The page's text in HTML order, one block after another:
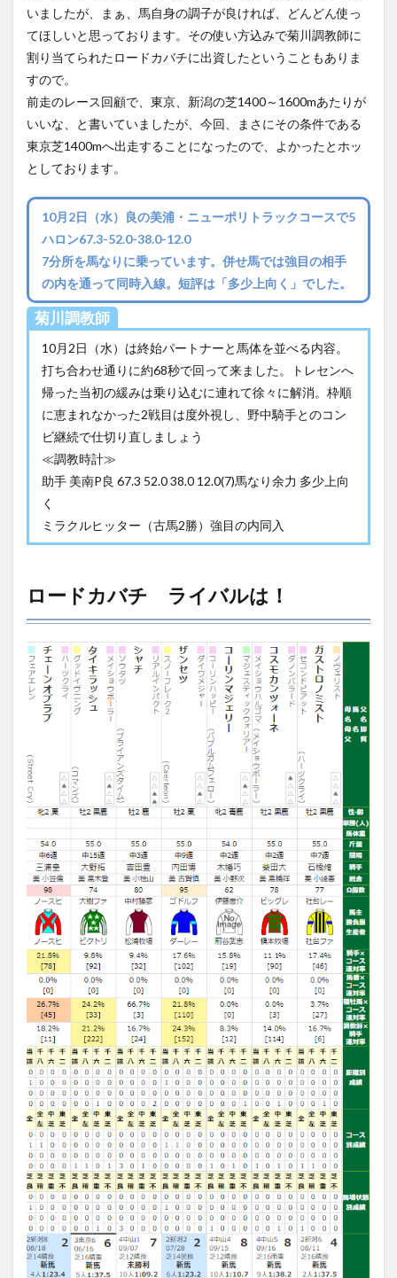
いましたが、まぁ、馬自身の調子が良ければ、どんどん使っ
てほしいと思っております。その使い方込みで菊川調教師に
割り当てられたロードカバチに出資したということもありま
すので。
前走のレース回顧で、東京、新潟の芝1400～1600mあたりが
いいな、と書いていましたが、今回、まさにその条件である
東京芝1400mへ出走することになったので、よかったとホッ
としております。
10月2日（水）良の美浦・ニューポリトラックコースで5
ハロン67.3-52.0-38.0-12.0
7分所を馬なりに乗っています。併せ馬では強目の相手
の内を通って同時入線。短評は「多少上向く」でした。
菊川調教師
10月2日（水）は終始パートナーと馬体を並べる内容。
打ち合わせ通りに約68秒で回って来ました。トレセンへ
帰った当初の緩みは乗り込むに連れて徐々に解消。枠順
に恵まれなかった2戦目は度外視し、野中騎手とのコン
ビ継続で仕切り直しましょう
≪調教時計≫
助手 美南P良 67.3 52.0 38.0 12.0(7)馬なり余力 多少上向
く
ミラクルヒッター（古馬2勝）強目の内同入
ロードカバチ ライバルは！